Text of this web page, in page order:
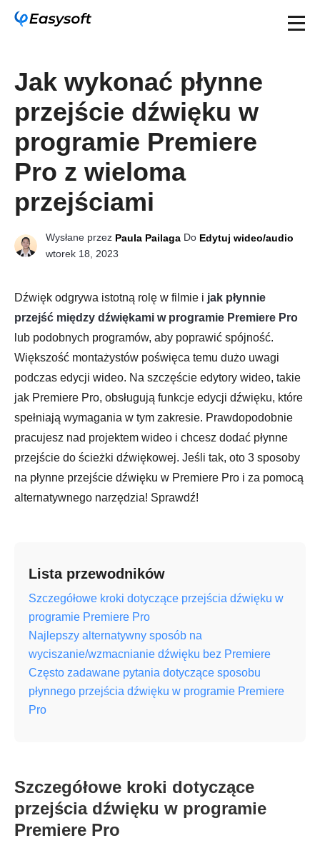
Jak wykonać płynne
przejście dźwięku w
programie Premiere
Pro z wieloma
przejściami
Wysłane przez Paula Pailaga Do Edytuj wideo/audio
wtorek 18, 2023
Dźwięk odgrywa istotną rolę w filmie i jak płynnie
przejść między dźwiękami w programie Premiere Pro
lub podobnych programów, aby poprawić spójność.
Większość montażystów poświęca temu dużo uwagi
podczas edycji wideo. Na szczęście edytory wideo, takie
jak Premiere Pro, obsługują funkcje edycji dźwięku, które
spełniają wymagania w tym zakresie. Prawdopodobnie
pracujesz nad projektem wideo i chcesz dodać płynne
przejście do ścieżki dźwiękowej. Jeśli tak, oto 3 sposoby
na płynne przejście dźwięku w Premiere Pro i za pomocą
alternatywnego narzędzia! Sprawdź!
Lista przewodników
Szczegółowe kroki dotyczące przejścia dźwięku w
programie Premiere Pro
Najlepszy alternatywny sposób na
wyciszanie/wzmacnianie dźwięku bez Premiere
Często zadawane pytania dotyczące sposobu
płynnego przejścia dźwięku w programie Premiere
Pro
Szczegółowe kroki dotyczące
przejścia dźwięku w programie
Premiere Pro